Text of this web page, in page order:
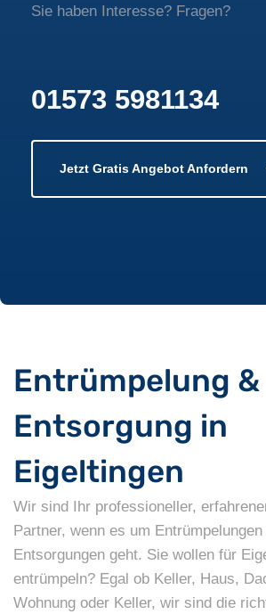
Sie haben Interesse? Fragen?
01573 5981134
Jetzt Gratis Angebot Anfordern
Entrümpelung &
Entsorgung in
Eigeltingen
Wir sind Ihr professioneller,
Partner, wenn es um Entrümpelungen
Entsorgungen geht. Sie wollen für
entrümpeln? Egal ob Keller, Haus,
Wohnung oder Keller, wir sind die